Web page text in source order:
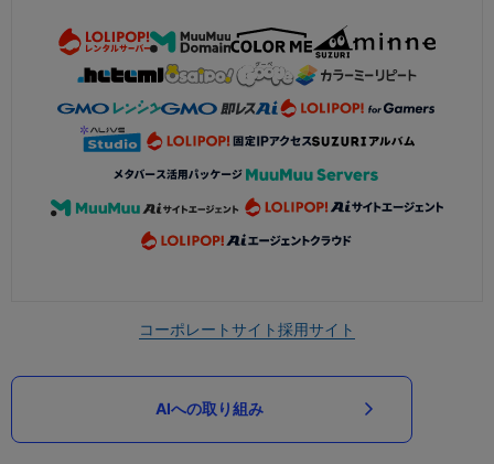
コーポレートサイト採用サイト
AIへの取り組み